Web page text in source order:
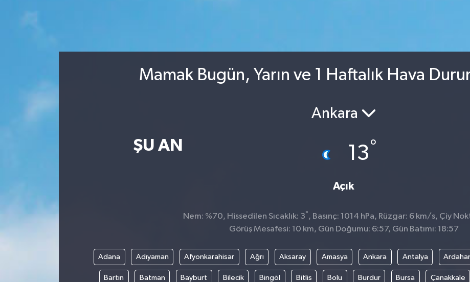
Mamak Bugün, Yarın ve 1 Haftalık Hava
ŞU AN
Ankara
13°
Açık
Nem: %70, Hissedilen Sıcaklık: 3° , Basınç: 1014 hPa, Rüzgar: 6 km/s, Çiy
Görüş Mesafesi: 10 km, Gün Doğumu: 6:57, Gün Batımı: 18:57
Adana Adıyaman Afyonkarahisar Ağrı Aksaray Amasya Ankara Antalya
Bartın Batman Bayburt Bilecik Bingöl Bitlis Bolu Burdur Bursa Çanakkale